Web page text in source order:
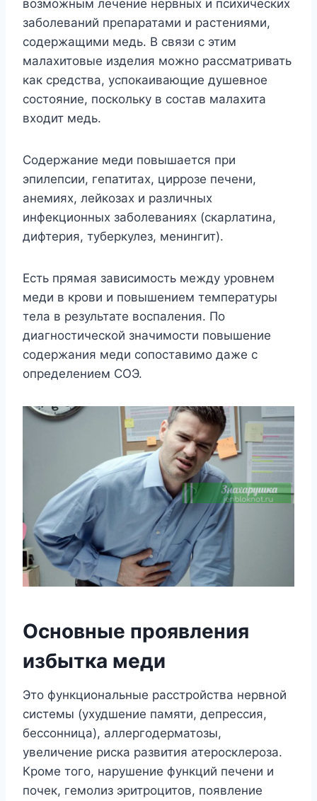
возможным лечение нервных и психических
заболеваний препаратами и растениями,
содержащими медь. В связи с этим
малахитовые изделия можно рассматривать
как средства, успокаивающие душевное
состояние, поскольку в состав малахита
входит медь.
Содержание меди повышается при
эпилепсии, гепатитах, циррозе печени,
анемиях, лейкозах и различных
инфекционных заболеваниях (скарлатина,
дифтерия, туберкулез, менингит).
Есть прямая зависимость между уровнем
меди в крови и повышением температуры
тела в результате воспаления. По
диагностической значимости повышение
содержания меди сопоставимо даже с
определением СОЭ.
Основные проявления
избытка меди
Это функциональные расстройства нервной
системы (ухудшение памяти, депрессия,
бессонница), аллергодерматозы,
увеличение риска развития атеросклероза.
Кроме того, нарушение функций печени и
почек, гемолиз эритроцитов, появление